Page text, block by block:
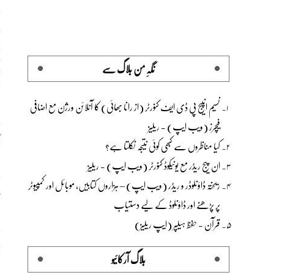
نگہِ من بلاگ سے
نسیم انپیج پی ڈی ایف کنورٹر (از رانا بھائی) کا آنلائن ورژن مع اضافی
فیچرز (ویب ایپ) - ریلیز
کیا مناظروں سے کبھی کوئی نتیجہ نکلتا ہے؟
ان پیج ریڈر مع یونیکوڈ کنورٹر (ویب ایپ) - ریلیز
ریختہ ڈاؤنلوڈر و ریڈر (ویب ایپ) – ہزاروں کتابیں، موبائل اور کمپیوٹر
پر پڑھنے اور ڈاؤنلوڈ کے لیے دستیاب
قرآن - حفظ ہیلپر (ایپ ریلیز)
بلاگ آرکائیو